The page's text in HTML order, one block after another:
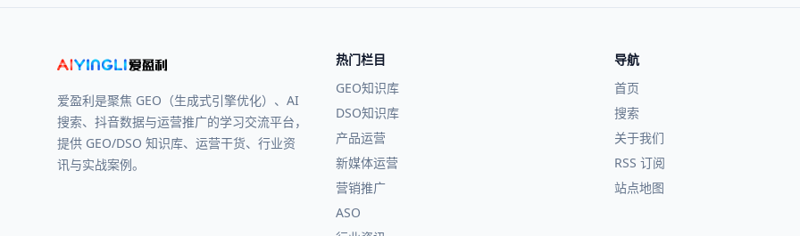
爱盈利是聚焦 GEO（生成式引擎优化）、AI
搜索、抖音数据与运营推广的学习交流平台，
提供 GEO/DSO 知识库、运营干货、行业资
讯与实战案例。
热门栏目
GEO知识库
DSO知识库
产品运营
新媒体运营
营销推广
ASO
导航
首页
搜索
关于我们
RSS 订阅
站点地图